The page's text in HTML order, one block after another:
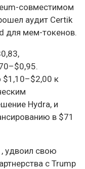
совместимом
аудит Certik
для мем-токенов.
$1,10–$2,00 к
Hydra, и
в $71
удвоил свою
с Trump